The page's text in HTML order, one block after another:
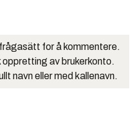
for å kommentere.
av brukerkonto.
navn eller med kallenavn.